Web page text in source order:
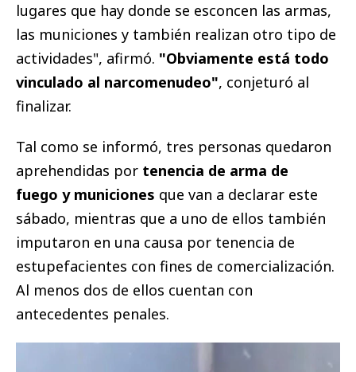
lugares que hay donde se esconcen las armas,
las municiones y también realizan otro tipo de
actividades", afirmó. "Obviamente está todo
vinculado al narcomenudeo", conjeturó al
finalizar.
Tal como se informó, tres personas quedaron
aprehendidas por tenencia de arma de
fuego y municiones que van a declarar este
sábado, mientras que a uno de ellos también
imputaron en una causa por tenencia de
estupefacientes con fines de comercialización.
Al menos dos de ellos cuentan con
antecedentes penales.